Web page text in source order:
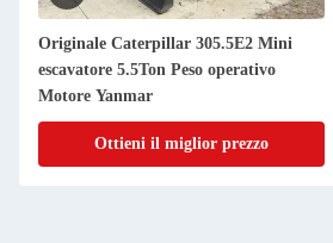
Originale Caterpillar 305.5E2 Mini
escavatore 5.5Ton Peso operativo
Motore Yanmar
Ottieni il miglior prezzo